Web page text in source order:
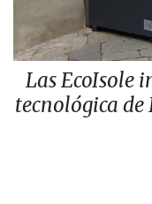
Las EcoIsole
tecnológica de